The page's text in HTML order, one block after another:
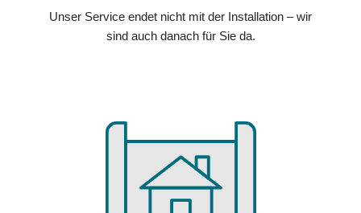
Unser Service endet nicht mit der Installation – wir
sind auch danach für Sie da.